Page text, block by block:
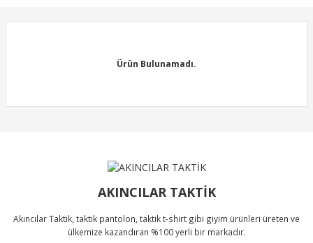
Görüş ve önerileriniz için teşekkür ederiz.
Ürün fiyatı diğer sitelerden daha pahalı.
Bu ürüne benzer farklı alternatifler olmalı.
Ürün Bulunamadı.
Ürün Bulunamadı.
AKINCILAR TAKTİK
Akıncılar Taktik, taktik pantolon, taktik t-shirt gibi giyim ürünleri üreten ve
ülkemize kazandıran %100 yerli bir markadır.